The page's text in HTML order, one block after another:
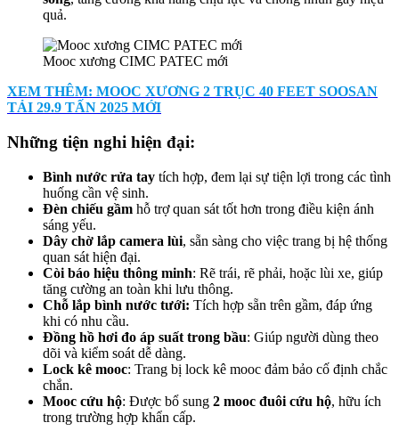
quả.
Mooc xương CIMC PATEC mới
XEM THÊM: MOOC XƯƠNG 2 TRỤC 40 FEET SOOSAN
TẢI 29.9 TẤN 2025 MỚI
Những tiện nghi hiện đại:
Bình nước rửa tay tích hợp, đem lại sự tiện lợi trong các tình
huống cần vệ sinh.
Đèn chiếu gầm hỗ trợ quan sát tốt hơn trong điều kiện ánh
sáng yếu.
Dây chờ lắp camera lùi, sẵn sàng cho việc trang bị hệ thống
quan sát hiện đại.
Còi báo hiệu thông minh: Rẽ trái, rẽ phải, hoặc lùi xe, giúp
tăng cường an toàn khi lưu thông.
Chỗ lắp bình nước tưới: Tích hợp sẵn trên gầm, đáp ứng
khi có nhu cầu.
Đồng hồ hơi đo áp suất trong bầu: Giúp người dùng theo
dõi và kiểm soát dễ dàng.
Lock kê mooc: Trang bị lock kê mooc đảm bảo cố định chắc
chắn.
Mooc cứu hộ: Được bổ sung 2 mooc đuôi cứu hộ, hữu ích
trong trường hợp khẩn cấp.